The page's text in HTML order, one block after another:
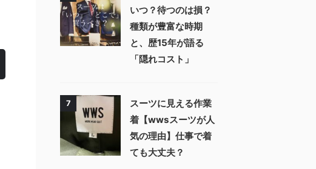
いつ？待つのは損？
種類が豊富な時期
と、歴15年が語る
「隠れコスト」
7
スーツに見える作業
着【wwsスーツが人
気の理由】仕事で着
ても大丈夫？